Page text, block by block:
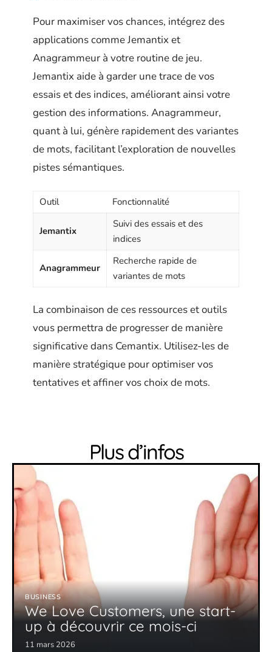
Pour maximiser vos chances, intégrez des
applications comme Jemantix et
Anagrammeur à votre routine de jeu.
Jemantix aide à garder une trace de vos
essais et des indices, améliorant ainsi votre
gestion des informations. Anagrammeur,
quant à lui, génère rapidement des variantes
de mots, facilitant l’exploration de nouvelles
pistes sémantiques.
Outil Fonctionnalité
Jemantix
Suivi des essais et des
indices
Anagrammeur
Recherche rapide de
variantes de mots
La combinaison de ces ressources et outils
vous permettra de progresser de manière
significative dans Cemantix. Utilisez-les de
manière stratégique pour optimiser vos
tentatives et affiner vos choix de mots.
Plus d’infos
BUSINESS
We Love Customers, une start-
up à découvrir ce mois-ci
11 mars 2026